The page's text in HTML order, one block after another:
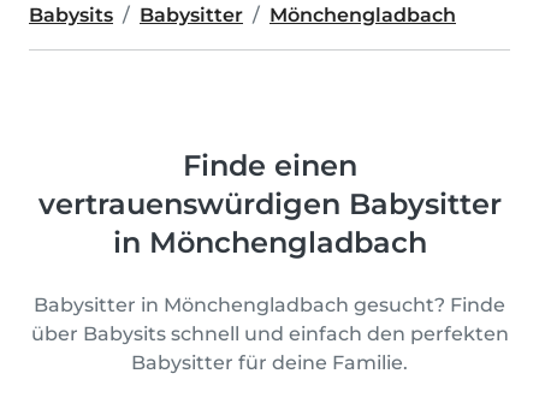
Babysits Babysitter Mönchengladbach
Finde einen
vertrauenswürdigen Babysitter
in Mönchengladbach
Babysitter in Mönchengladbach gesucht? Finde
über Babysits schnell und einfach den perfekten
Babysitter für deine Familie.